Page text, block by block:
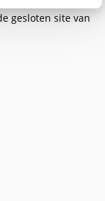
gesloten site van